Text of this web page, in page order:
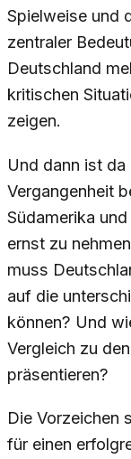
Spielweise und
zentraler
Deutschland
kritischen
zeigen.
Und dann ist da
Vergangenheit
Südamerika
ernst zu
muss
auf die
können? Und
Vergleich zu
präsentieren?
Die Vorzeichen
für einen